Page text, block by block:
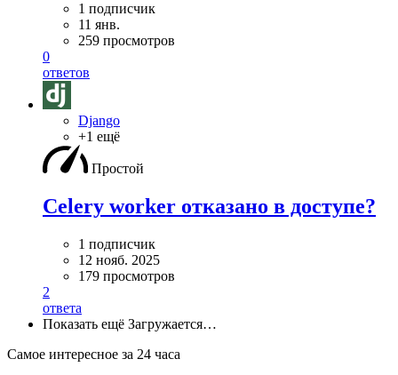
1 подписчик
11 янв.
259 просмотров
0
ответов
Django
+1 ещё
Простой
Celery worker отказано в доступе?
1 подписчик
12 нояб. 2025
179 просмотров
2
ответа
Показать ещё Загружается…
Самое интересное за 24 часа